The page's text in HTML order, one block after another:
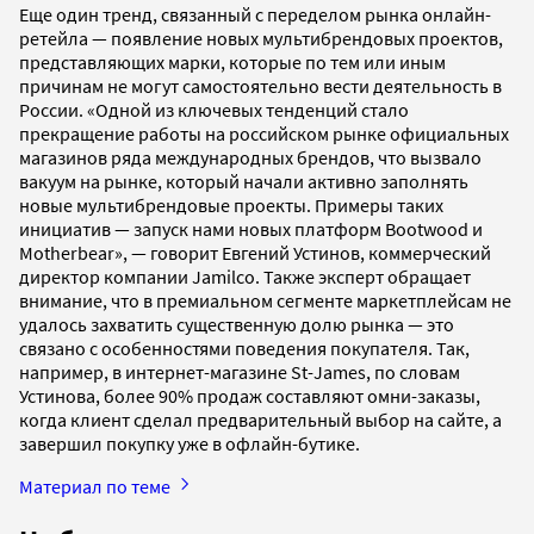
Еще один тренд, связанный с переделом рынка онлайн-
ретейла — появление новых мультибрендовых проектов,
представляющих марки, которые по тем или иным
причинам не могут самостоятельно вести деятельность в
России. «Одной из ключевых тенденций стало
прекращение работы на российском рынке официальных
магазинов ряда международных брендов, что вызвало
вакуум на рынке, который начали активно заполнять
новые мультибрендовые проекты. Примеры таких
инициатив — запуск нами новых платформ Bootwood и
Motherbear», — говорит Евгений Устинов, коммерческий
директор компании Jamilco. Также эксперт обращает
внимание, что в премиальном сегменте маркетплейсам не
удалось захватить существенную долю рынка — это
связано с особенностями поведения покупателя. Так,
например, в интернет-магазине St-James, по словам
Устинова, более 90% продаж составляют омни-заказы,
когда клиент сделал предварительный выбор на сайте, а
завершил покупку уже в офлайн-бутике.
Материал по теме